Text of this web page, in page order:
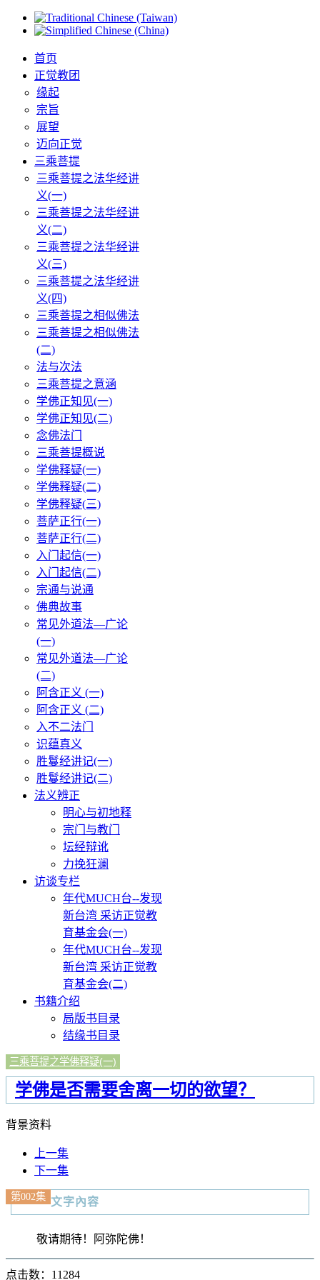
首页
正觉教团
缘起
宗旨
展望
迈向正觉
三乘菩提
三乘菩提之法华经讲
义(一)
三乘菩提之法华经讲
义(二)
三乘菩提之法华经讲
义(三)
三乘菩提之法华经讲
义(四)
三乘菩提之相似佛法
三乘菩提之相似佛法
(二)
法与次法
三乘菩提之意涵
学佛正知见(一)
学佛正知见(二)
念佛法门
三乘菩提概说
学佛释疑(一)
学佛释疑(二)
学佛释疑(三)
菩萨正行(一)
菩萨正行(二)
入门起信(一)
入门起信(二)
宗通与说通
佛典故事
常见外道法—广论
(一)
常见外道法—广论
(二)
阿含正义 (一)
阿含正义 (二)
入不二法门
识蕴真义
胜鬘经讲记(一)
胜鬘经讲记(二)
法义辨正
明心与初地释
宗门与教门
坛经辩讹
力挽狂澜
访谈专栏
年代MUCH台--发现
新台湾 采访正觉教
育基金会(一)
年代MUCH台--发现
新台湾 采访正觉教
育基金会(二)
书籍介绍
局版书目录
结缘书目录
三乘菩提之学佛释疑(一)
学佛是否需要舍离一切的欲望？
背景资料
上一集
下一集
第002集 文字內容
敬请期待！阿弥陀佛！
点击数：11284